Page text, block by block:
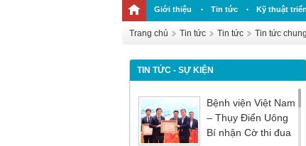
Giới thiệu Tin tức Kỹ thuật
Trang chủ Tin tức Tin tức Tin tức chung
TIN TỨC - SỰ KIỆN
Bệnh viện Việt Nam
– Thụy Điển Uông
Bí nhận Cờ thi đua